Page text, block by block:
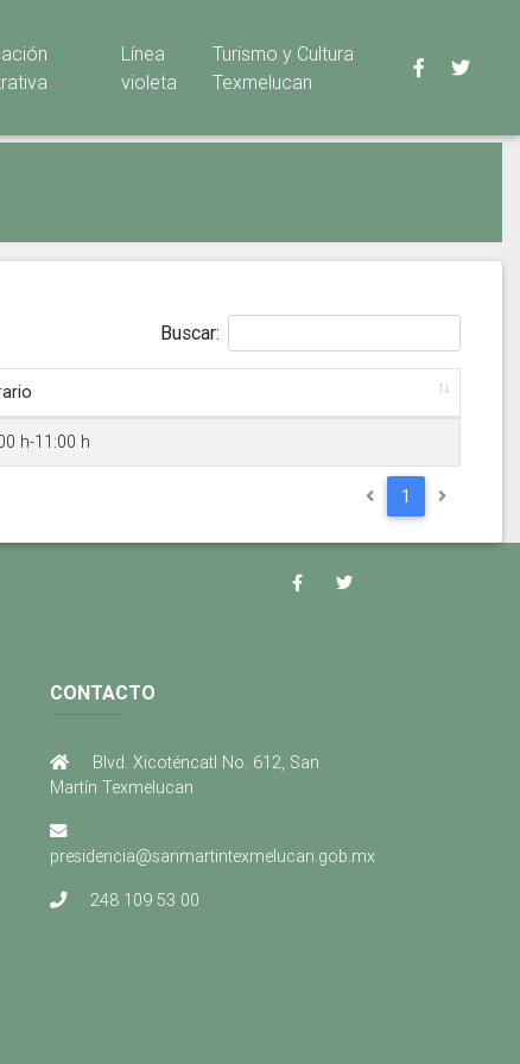
Línea
violeta
Turismo y Cultura
Texmelucan
Buscar:
h-11:00 h
1
CONTACTO
Blvd. Xicoténcatl No. 612, San
Martín Texmelucan
presidencia@sanmartintexmelucan.gob.mx
248 109 53 00